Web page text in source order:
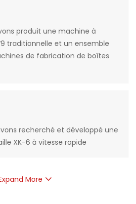
produit une machine à
traditionnelle et un ensemble
de fabrication de boîtes
recherché et développé une
XK-6 à vitesse rapide
More